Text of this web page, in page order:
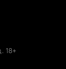
18+